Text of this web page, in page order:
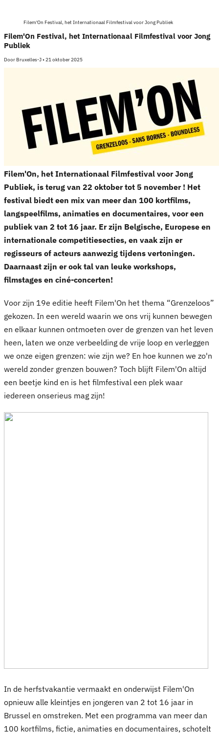
Filem'On Festival, het Internationaal Filmfestival voor Jong Publiek
Filem'On Festival, het Internationaal Filmfestival voor Jong
Publiek
Door Bruxelles-J•21 oktober 2025
Filem'On, het Internationaal Filmfestival voor Jong
Publiek, is terug van 22 oktober tot 5 november ! Het
festival biedt een mix van meer dan 100 kortfilms,
langspeelfilms, animaties en documentaires, voor een
publiek van 2 tot 16 jaar. Er zijn Belgische, Europese en
internationale competitiesecties, en vaak zijn er
regisseurs of acteurs aanwezig tijdens vertoningen.
Daarnaast zijn er ook tal van leuke workshops,
filmstages en ciné-concerten!
Voor zijn 19e editie heeft Filem'On het thema “Grenzeloos”
gekozen. In een wereld waarin we ons vrij kunnen bewegen
en elkaar kunnen ontmoeten over de grenzen van het leven
heen, laten we onze verbeelding de vrije loop en verleggen
we onze eigen grenzen: wie zijn we? En hoe kunnen we zo'n
wereld zonder grenzen bouwen? Toch blijft Filem'On altijd
een beetje kind en is het filmfestival een plek waar
iedereen onserieus mag zijn!
In de herfstvakantie vermaakt en onderwijst Filem'On
opnieuw alle kleintjes en jongeren van 2 tot 16 jaar in
Brussel en omstreken. Met een programma van meer dan
100 kortfilms, fictie, animaties en documentaires, schotelt